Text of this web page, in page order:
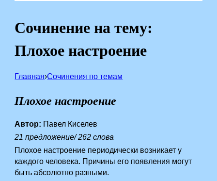
Сочинение на тему:
Плохое настроение
Главная›Сочинения по темам
Плохое настроение
Автор: Павел Киселев
21 предложение/ 262 слова
Плохое настроение периодически возникает у
каждого человека. Причины его появления могут
быть абсолютно разными.